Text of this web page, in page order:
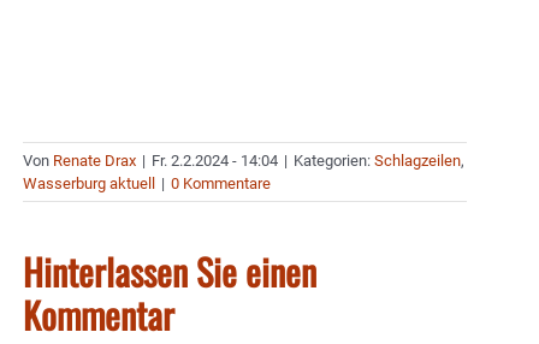
Von Renate Drax | Fr. 2.2.2024 - 14:04 | Kategorien: Schlagzeilen,
Wasserburg aktuell
| 0 Kommentare
Hinterlassen Sie einen
Kommentar